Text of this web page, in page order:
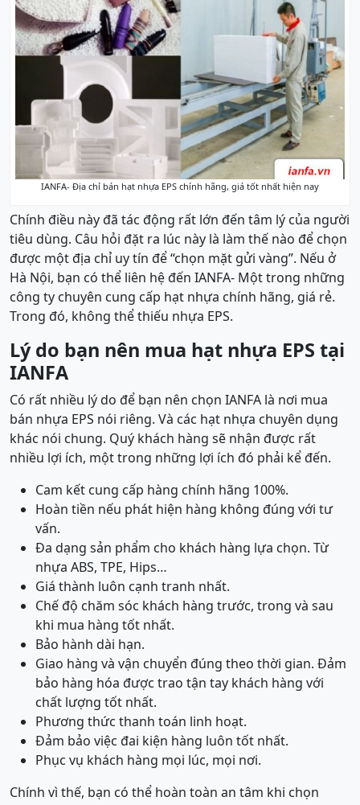
IANFA- Địa chỉ bán hạt nhựa EPS chính hãng, giá tốt nhất hiện nay
Chính điều này đã tác động rất lớn đến tâm lý của người
tiêu dùng. Câu hỏi đặt ra lúc này là làm thế nào để chọn
được một địa chỉ uy tín để “chọn mặt gửi vàng”. Nếu ở
Hà Nội, bạn có thể liên hệ đến IANFA- Một trong những
công ty chuyên cung cấp hạt nhựa chính hãng, giá rẻ.
Trong đó, không thể thiếu nhựa EPS.
Lý do bạn nên mua hạt nhựa EPS tại
IANFA
Có rất nhiều lý do để bạn nên chọn IANFA là nơi mua
bán nhựa EPS nói riêng. Và các hạt nhựa chuyên dụng
khác nói chung. Quý khách hàng sẽ nhận được rất
nhiều lợi ích, một trong những lợi ích đó phải kể đến.
Cam kết cung cấp hàng chính hãng 100%.
Hoàn tiền nếu phát hiện hàng không đúng với tư
vấn.
Đa dạng sản phẩm cho khách hàng lựa chọn. Từ
nhựa ABS, TPE, Hips…
Giá thành luôn cạnh tranh nhất.
Chế độ chăm sóc khách hàng trước, trong và sau
khi mua hàng tốt nhất.
Bảo hành dài hạn.
Giao hàng và vận chuyển đúng theo thời gian. Đảm
bảo hàng hóa được trao tận tay khách hàng với
chất lượng tốt nhất.
Phương thức thanh toán linh hoạt.
Đảm bảo việc đai kiện hàng luôn tốt nhất.
Phục vụ khách hàng mọi lúc, mọi nơi.
Chính vì thế, bạn có thể hoàn toàn an tâm khi chọn